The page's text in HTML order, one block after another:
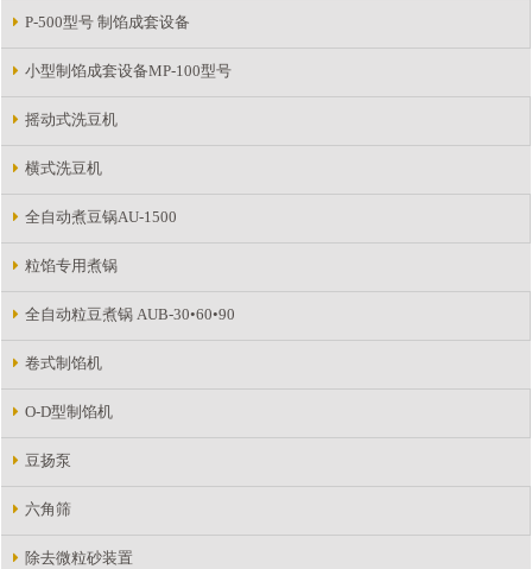
P-500型号 制馅成套设备
小型制馅成套设备MP-100型号
摇动式洗豆机
横式洗豆机
全自动煮豆锅AU-1500
粒馅专用煮锅
全自动粒豆煮锅 AUB-30•60•90
卷式制馅机
O-D型制馅机
豆扬泵
六角筛
除去微粒砂装置